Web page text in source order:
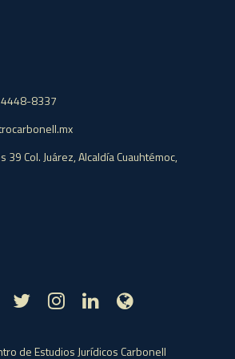
8337
39 Col. Juárez, Alcaldía Cuauhtémoc,
de Estudios Jurídicos Carbonell